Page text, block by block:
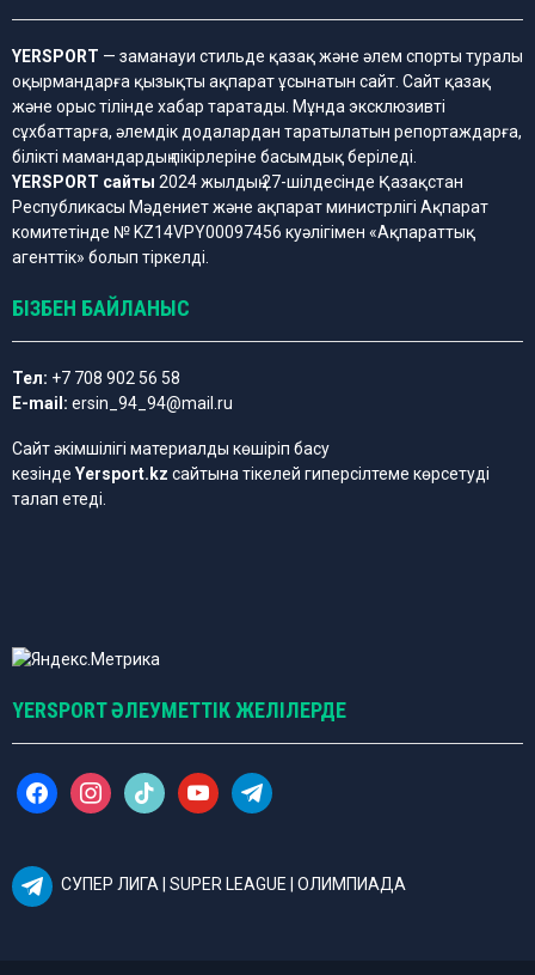
YERSPORT — заманауи стильде қазақ және әлем спорты туралы
оқырмандарға қызықты ақпарат ұсынатын сайт. Сайт қазақ
және орыс тілінде хабар таратады. Мұнда эксклюзивті
сұхбаттарға, әлемдік додалардан таратылатын репортаждарға,
білікті мамандардың пікірлеріне басымдық беріледі.
YERSPORT сайты 2024 жылдың 27-шілдесінде Қазақстан
Республикасы Мәдениет және ақпарат министрлігі Ақпарат
комитетінде № KZ14VPY00097456 куәлігімен «Ақпараттық
агенттік» болып тіркелді.
БІЗБЕН БАЙЛАНЫС
Тел: +7 708 902 56 58
E-mail: ersin_94_94@mail.ru
Сайт әкімшілігі материалды көшіріп басу
кезінде Yersport.kz сайтына тікелей гиперсілтеме көрсетуді
талап етеді.
YERSPORT ӘЛЕУМЕТТІК ЖЕЛІЛЕРДЕ
f
a
b
o
i
n
a
t
i
o
y
o
u
t
e
g
СУПЕР ЛИГА | SUPER LEAGUE | ОЛИМПИАДА